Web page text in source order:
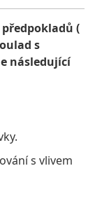
předpokladů (
s
následující
s vlivem